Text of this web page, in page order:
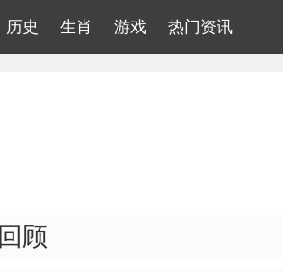
历史 生肖 游戏 热门资讯
顾